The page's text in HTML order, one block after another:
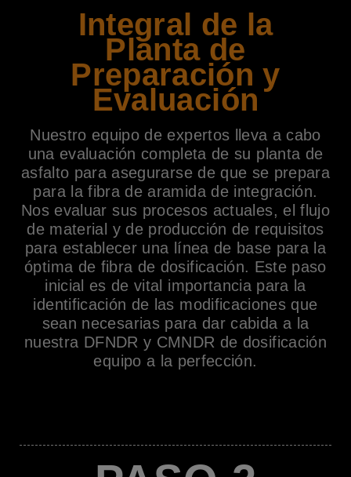
Integral de la
Planta de
Preparación y
Evaluación
Nuestro equipo de expertos lleva a cabo
una evaluación completa de su planta de
asfalto para asegurarse de que se prepara
para la fibra de aramida de integración.
Nos evaluar sus procesos actuales, el flujo
de material y de producción de requisitos
para establecer una línea de base para la
óptima de fibra de dosificación. Este paso
inicial es de vital importancia para la
identificación de las modificaciones que
sean necesarias para dar cabida a la
nuestra DFNDR y CMNDR de dosificación
equipo a la perfección.